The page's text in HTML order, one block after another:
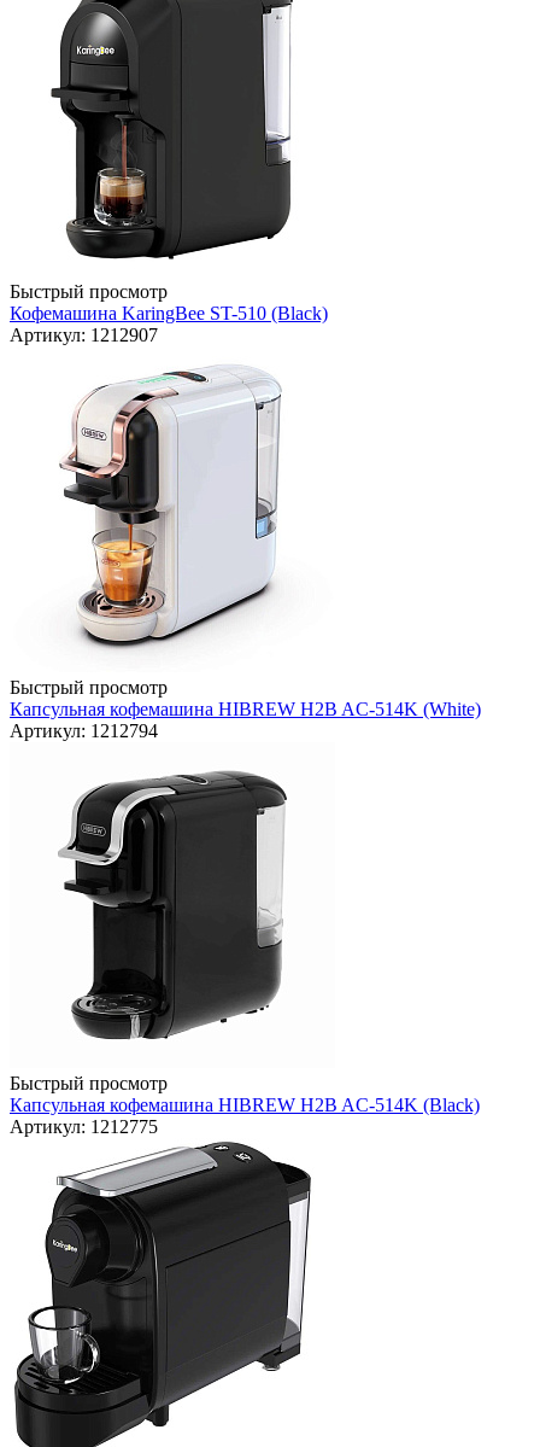
Быстрый просмотр
Кофемашина KaringBee ST-510 (Black)
Артикул: 1212907
Быстрый просмотр
Капсульная кофемашина HIBREW H2B AC-514K (White)
Артикул: 1212794
Быстрый просмотр
Капсульная кофемашина HIBREW H2B AC-514K (Black)
Артикул: 1212775